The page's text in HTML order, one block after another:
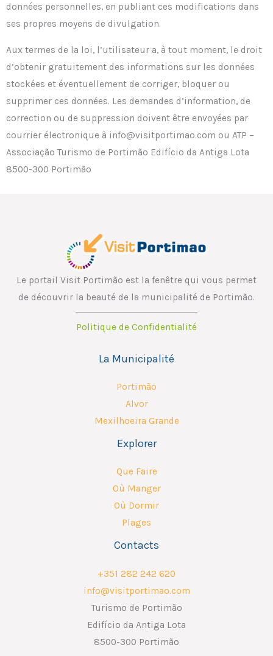
données personnelles, en publiant ces modifications dans
ses propres moyens de divulgation.
Aux termes de la loi, l’utilisateur a, à tout moment, le droit
d’obtenir gratuitement des informations sur les données
stockées et éventuellement de corriger, bloquer ou
supprimer ces données. Les demandes d’information, de
correction ou de suppression doivent être envoyées par
courrier électronique à info@visitportimao.com ou ATP –
Associação Turismo de Portimão Edifício da Antiga Lota
8500-300 Portimão
Le portail Visit Portimão est la fenêtre qui vous permet
de découvrir la beauté de la municipalité de Portimão.
Politique de Confidentialité
La Municipalité
Portimão
Alvor
Mexilhoeira Grande
Explorer
Que Faire
Où Manger
Où Dormir
Plages
Contacts
+351 282 242 620
info@visitportimao.com
Turismo de Portimão
Edifício da Antiga Lota
8500-300 Portimão